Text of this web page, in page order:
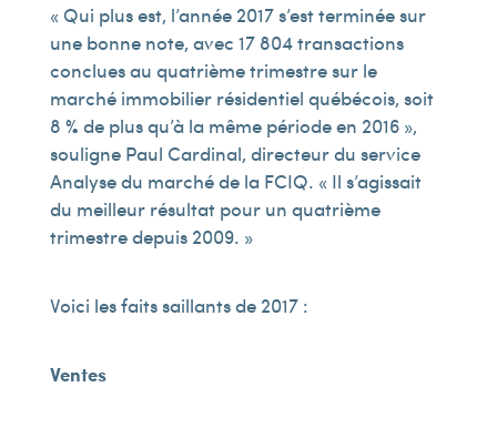
« Qui plus est, l’année 2017 s’est terminée sur
une bonne note, avec 17 804 transactions
conclues au quatrième trimestre sur le
marché immobilier résidentiel québécois, soit
8 % de plus qu’à la même période en 2016 »,
souligne Paul Cardinal, directeur du service
Analyse du marché de la FCIQ. « Il s’agissait
du meilleur résultat pour un quatrième
trimestre depuis 2009. »
Voici les faits saillants de 2017 :
Ventes